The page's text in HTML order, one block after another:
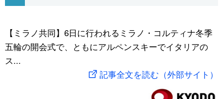
文化
動画/Live
スポーツ・東京2020
【ミラノ共同】6日に行われるミラノ・コルティナ冬季
五輪の開会式で、ともにアルペンスキーでイタリアの
ス...
記事全文を読む（外部サイト）